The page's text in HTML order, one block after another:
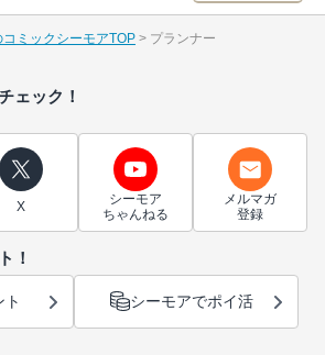
ミックシーモアTOP プランナー
ェック！
X
シーモア
ちゃんねる
メルマガ
登録
！
シーモアでポイ活